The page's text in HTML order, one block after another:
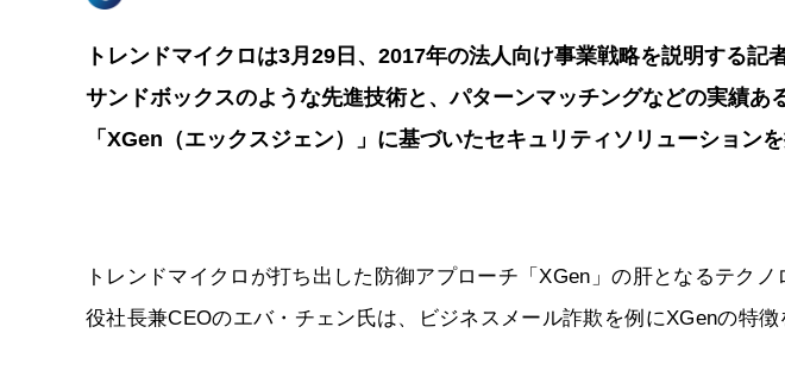
トレンドマイクロは3月29日、2017年の法人向け事業戦略を説明する記
サンドボックスのような先進技術と、パターンマッチングなどの実績あ
「XGen（エックスジェン）」に基づいたセキュリティソリューション
トレンドマイクロが打ち出した防御アプローチ「XGen」の肝となるテク
役社長兼CEOのエバ・チェン氏は、ビジネスメール詐欺を例にXGenの特徴